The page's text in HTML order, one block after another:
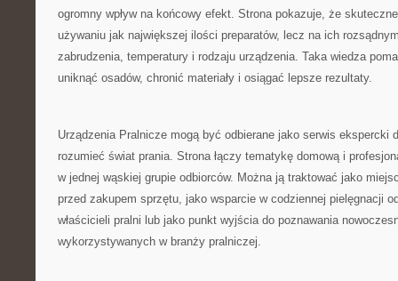
ogromny wpływ na końcowy efekt. Strona pokazuje, że
używaniu jak największej ilości preparatów, lecz na ich
zabrudzenia, temperatury i rodzaju urządzenia. Taka wiedza
uniknąć osadów, chronić materiały i osiągać lepsze rezultaty.
Urządzenia Pralnicze mogą być odbierane jako serwis ekspercki
rozumieć świat prania. Strona łączy tematykę domową i
w jednej wąskiej grupie odbiorców. Można ją traktować jako
przed zakupem sprzętu, jako wsparcie w codziennej pielęgnacji
właścicieli pralni lub jako punkt wyjścia do poznawania
wykorzystywanych w branży pralniczej.